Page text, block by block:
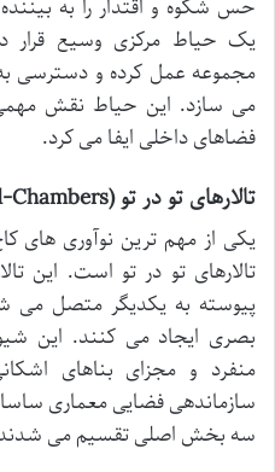
حس شکوه و اقتدار را به
یک حیاط مرکزی وسیع قرار
مجموعه عمل کرده و دسترسی
می سازد. این حیاط نقش
فضاهای داخلی ایفا می کرد.
تالارهای تو در تو (Piers-and-Vaulted-Chambers)
یکی از مهم ترین نوآوری
تالارهای تو در تو است. این
پیوسته به یکدیگر متصل می
بصری ایجاد می کنند. این
منفرد و مجزای بناهای
سازماندهی فضایی معماری
سه بخش اصلی تقسیم می